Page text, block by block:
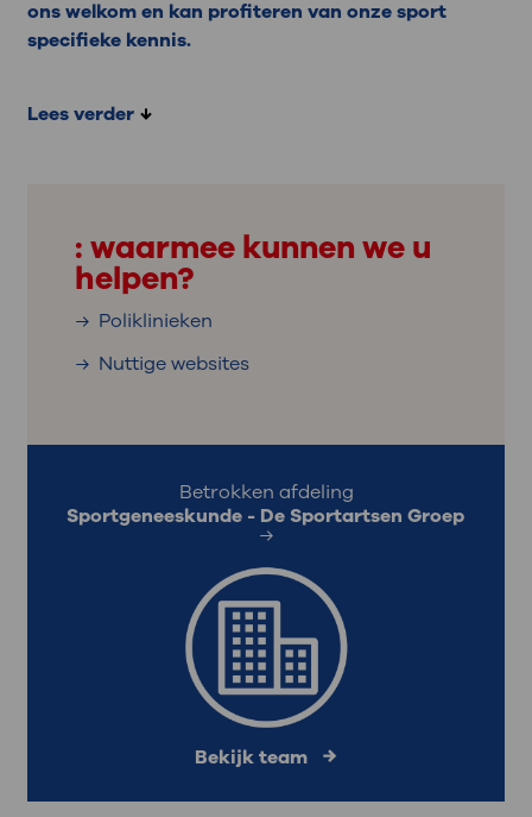
ons welkom en kan profiteren van onze sport
specifieke kennis.
Lees verder
: waarmee kunnen we u
helpen?
Poliklinieken
Nuttige websites
Betrokken afdeling
Sportgeneeskunde - De Sportartsen Groep
Bekijk team